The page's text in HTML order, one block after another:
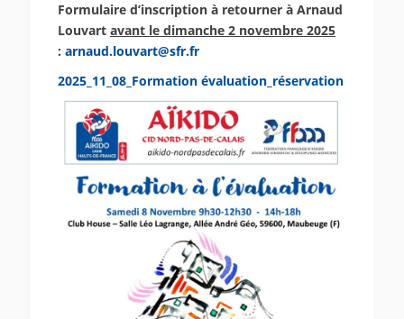
Formulaire d’inscription à retourner à Arnaud
Louvart avant le dimanche 2 novembre 2025
: arnaud.louvart@sfr.fr
2025_11_08_Formation évaluation_réservation